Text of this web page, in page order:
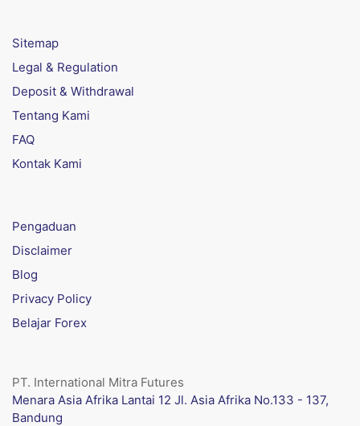
Sitemap
Legal & Regulation
Deposit & Withdrawal
Tentang Kami
FAQ
Kontak Kami
Pengaduan
Disclaimer
Blog
Privacy Policy
Belajar Forex
PT. International Mitra Futures
Menara Asia Afrika Lantai 12 Jl. Asia Afrika No.133 - 137,
Bandung